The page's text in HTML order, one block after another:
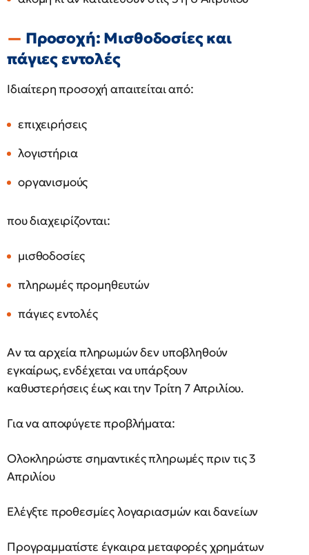
Προσοχή: Μισθοδοσίες και
πάγιες εντολές
Ιδιαίτερη προσοχή απαιτείται από:
επιχειρήσεις
λογιστήρια
οργανισμούς
που διαχειρίζονται:
μισθοδοσίες
πληρωμές προμηθευτών
πάγιες εντολές
Αν τα αρχεία πληρωμών δεν υποβληθούν
εγκαίρως, ενδέχεται να υπάρξουν
καθυστερήσεις έως και την Τρίτη 7 Απριλίου.
Για να αποφύγετε προβλήματα:
Ολοκληρώστε σημαντικές πληρωμές πριν τις 3
Απριλίου
Ελέγξτε προθεσμίες λογαριασμών και δανείων
Προγραμματίστε έγκαιρα μεταφορές χρημάτων